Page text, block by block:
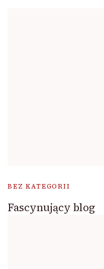
BEZ KATEGORII
Fascynujący blog